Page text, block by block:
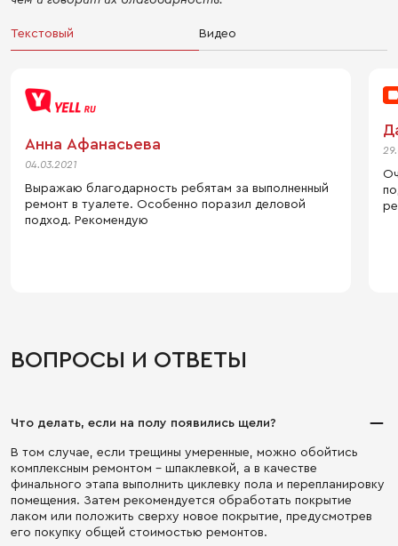
Текстовый Видео
Анна Афанасьева
04.03.2021
Выражаю благодарность ребятам за выполненный
ремонт в туалете. Особенно поразил деловой
подход. Рекомендую
ВОПРОСЫ И ОТВЕТЫ
Что делать, если на полу появились щели?
В том случае, если трещины умеренные, можно обойтись
комплексным ремонтом – шпаклевкой, а в качестве
финального этапа выполнить циклевку пола и перепланировку
помещения. Затем рекомендуется обработать покрытие
лаком или положить сверху новое покрытие, предусмотрев
его покупку общей стоимостью ремонтов.